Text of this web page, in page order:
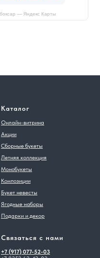
— Яндекс Карты
Каталог
Онлайн-витрина
Акции
Сборные букеты
Летняя коллекция
Монобукеты
Композиции
Букет невесты
Ягодные наборы
Подарки и декор
Связаться с нами
+7 (917) 077-52-03